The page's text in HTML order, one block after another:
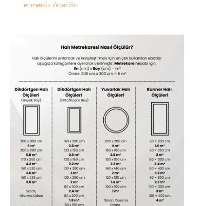
etmeniz önerilir.